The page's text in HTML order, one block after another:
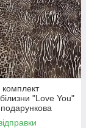
білизни "Love You"